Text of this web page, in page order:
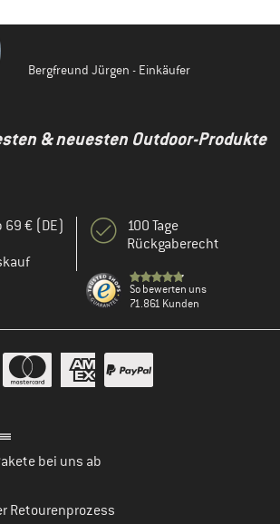
Bergfreund Jürgen - Einkäufer
& neuesten Outdoor-Produkte
69 € (DE)
100 Tage
Rückgaberecht
So bewerten uns
71.861 Kunden
bei uns ab
Retourenprozess